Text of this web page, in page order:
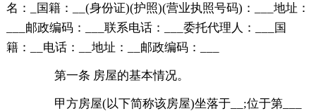
名：_国籍：__(身份证)(护照)(营业执照号码)：___地址：
___邮政编码：___联系电话：___委托代理人：___国
籍：__电话：__地址：__邮政编码：___
第一条 房屋的基本情况。
甲方房屋(以下简称该房屋)坐落于__;位于第___